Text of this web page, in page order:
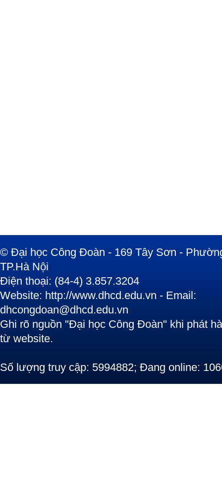
© Đại học Công Đoàn - 169 Tây Sơn -
TP.Hà Nội
Điện thoại: (84-4) 3.857.3204
Website: http://www.dhcd.edu.vn - Email:
dhcongdoan@dhcd.edu.vn
Ghi rõ nguồn "Đại học Công Đoàn" khi phát
từ website.
Số lượng truy cập: 5994882; Đang online: